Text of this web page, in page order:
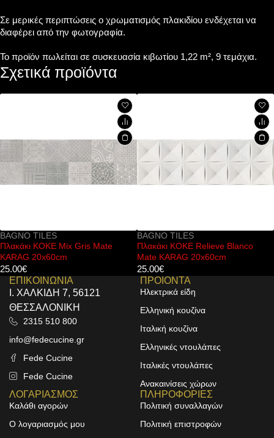
Σε μερικές περιπτώσεις ο χρωματισμός πλακιδίου ενδέχεται να
διαφέρει από την φωτογραφία.
Το προϊόν πωλείται σε συσκευασία κιβωτίου 1,22 m², 9 τεμάχια.
Σχετικά προϊόντα
BAGNO TILES
Πλακάκι KOKE Mix Gris Mate
KARAG 20x60cm
25.00€
BAGNO TILES
Πλακάκι KOKE Relieve Blanco
Mate KARAG 20x60cm
25.00€
ΕΠΙΚΟΙΝΩΝΙΑ
Ι. ΧΑΛΚΙΔΗ 7, 56121
ΘΕΣΣΑΛΟΝΙΚΗ
2315 510 800
info@fedecucine.gr
Fede Cucine
Fede Cucine
ΠΡΟΙΟΝΤΑ
Ηλεκτρικά είδη
Ελληνική κουζίνα
Ιταλική κουζίνα
Ελληνικές ντουλάπες
Ιταλικές ντουλάπες
Ανακαινίσεις χώρων
ΛΟΓΑΡΙΑΣΜΟΣ
Καλάθι αγορών
Ο λογαριασμός μου
ΠΛΗΡΟΦΟΡΙΕΣ
Πολιτική συναλλαγών
Πολιτική επιστροφών